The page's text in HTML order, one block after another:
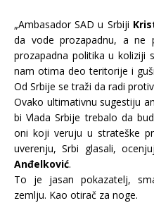
„Ambasador SAD u Srbiji
da vode prozapadnu, a ne
prozapadna politika u koliziji
nam otima deo teritorije i
Od Srbije se traži da radi
Ovako ultimativnu sugestiju
bi Vlada Srbije trebalo da
oni koji veruju u strateške
uverenju, Srbi glasali,
Anđelković.
To je jasan pokazatelj,
zemlju. Kao otirač za noge.